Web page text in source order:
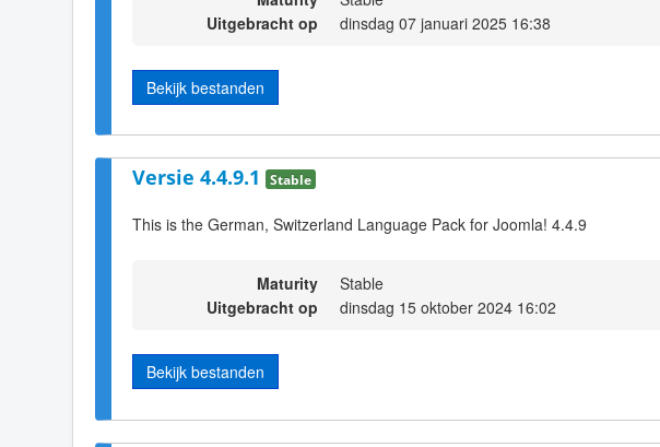
Uitgebracht op
dinsdag 07 januari 2025 16:38
Bekijk bestanden
Versie 4.4.9.1 Stable
This is the German, Switzerland Language Pack for Joomla! 4.4.9
Maturity
Stable
Uitgebracht op
dinsdag 15 oktober 2024 16:02
Bekijk bestanden